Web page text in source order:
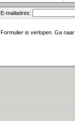
E-mailadres:
Formulier is verlopen. Ga naar